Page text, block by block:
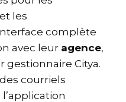
et les
complète
avec leur agence,
Citya.
courriels